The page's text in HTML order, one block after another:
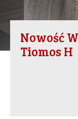
Nowość
Tiomos H